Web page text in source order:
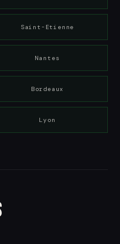
Saint-Etienne
Nantes
Bordeaux
Lyon